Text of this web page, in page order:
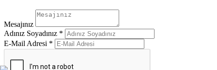
Mesajınız
Adınız Soyadınız *
E-Mail Adresi *